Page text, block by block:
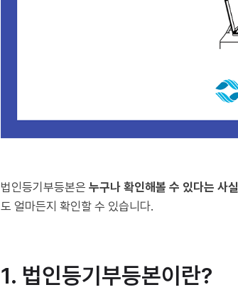
법인등기부등본은 누구나 확인해볼 수 있다는 사실
도 얼마든지 확인할 수 있습니다.
1. 법인등기부등본이란?